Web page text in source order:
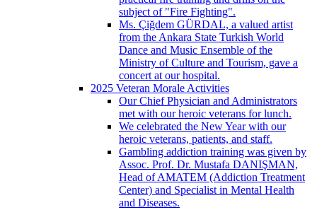
subject of "Fire Fighting".
Ms. Çiğdem GÜRDAL, a valued artist
from the Ankara State Turkish World
Dance and Music Ensemble of the
Ministry of Culture and Tourism, gave a
concert at our hospital.
2025 Veteran Morale Activities
Our Chief Physician and Administrators
met with our heroic veterans for lunch.
We celebrated the New Year with our
heroic veterans, patients, and staff.
Gambling addiction training was given by
Assoc. Prof. Dr. Mustafa DANIŞMAN,
Head of AMATEM (Addiction Treatment
Center) and Specialist in Mental Health
and Diseases.